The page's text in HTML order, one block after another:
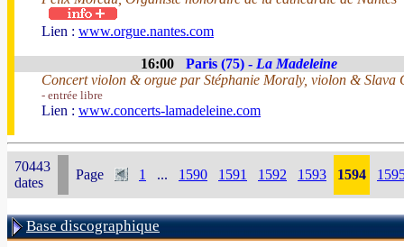
Lien : www.orgue.nantes.com
16:00 Paris (75) - La Madeleine
Concert violon & orgue par Stéphanie Moraly, violon & Slava
- entrée libre
Lien : www.concerts-lamadeleine.com
70443
dates
Page 1 ... 1590 1591 1592 1593 1594
Base discographique